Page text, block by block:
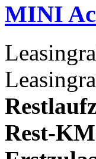
MINI
Rest-